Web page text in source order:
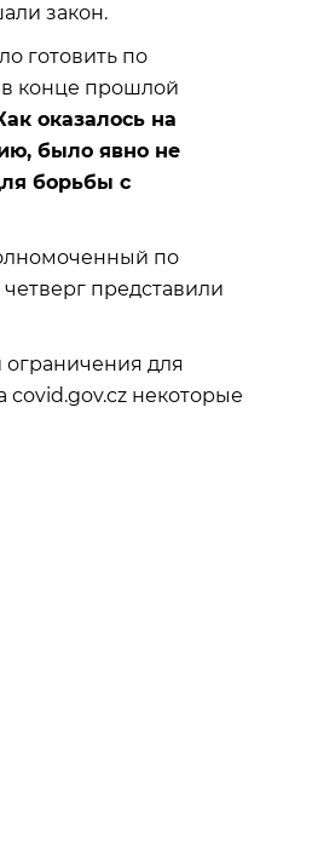
закон.
готовить по
конце прошлой
оказалось на
было явно не
борьбы с
по
представили
для
covid.gov.cz некоторые